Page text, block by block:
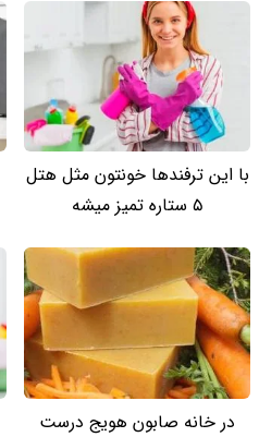
با این ترفندها خونتون مثل هتل
5 ستاره تمیز میشه
در خانه صابون هویج درست